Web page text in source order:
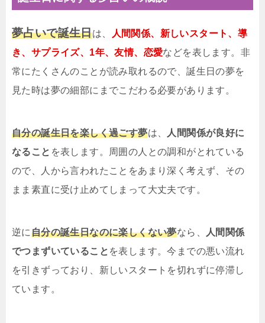
夢占いで誕生日は、
人間関係、新しいスタート、導
き、サプライズ、1年、友情、恋愛などを表します。非
常にたくさんのことが読み取れるので、誕生日の夢を
見た時は夢の細部にまでこだわる必要があります。
自分の誕生日を楽しく過ごす夢は、
人間関係が良好に
なること を表します。周囲の人との調和がとれている
ので、人から言われたことをあまり深く考えず、その
まま素直に受け止めてしまって大丈夫です。
逆に自分の誕生日なのに楽しくない夢なら、
人間関係
でつまずいていること を表します。今までの悪い流れ
を引きずっており、新しいスタートを切れずに停滞し
ています。